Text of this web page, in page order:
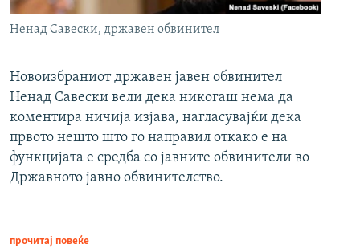
Ненад Савески, државен обвинител
Новоизбраниот државен јавен обвинител
Ненад Савески вели дека никогаш нема да
коментира ничија изјава, нагласувајќи дека
првото нешто што го направил откако е на
функцијата е средба со јавните обвинители во
Државното јавно обвинителство.
прочитај повеќе